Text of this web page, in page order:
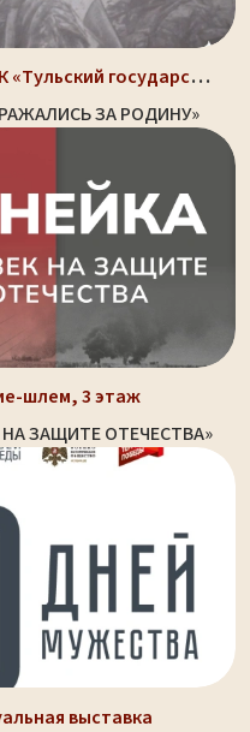
ФГБУК «Тульский государственный музей оружия», г....
ЗА РОДИНУ»
шлем, 3 этаж
ЗАЩИТЕ ОТЕЧЕСТВА»
выставка